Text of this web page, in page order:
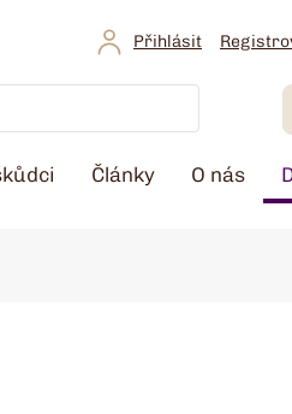
Přihlásit
Články O nás